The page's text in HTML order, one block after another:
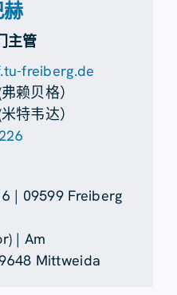
主管
freiberg.de
赖贝格）
特韦达）
| 09599 Freiberg
| Am
Mittweida